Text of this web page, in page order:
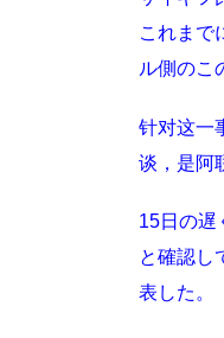
これまで
ル側のこ
针对这一
谈，是阿
15日の遅
と確認し
表した。